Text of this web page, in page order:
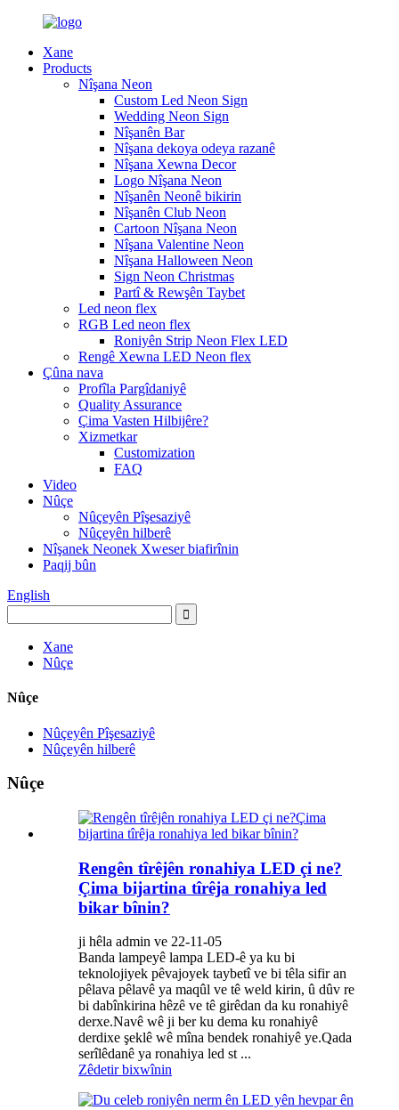
Xane
Products
Nîşana Neon
Custom Led Neon Sign
Wedding Neon Sign
Nîşanên Bar
Nîşana dekoya odeya razanê
Nîşana Xewna Decor
Logo Nîşana Neon
Nîşanên Neonê bikirin
Nîşanên Club Neon
Cartoon Nîşana Neon
Nîşana Valentine Neon
Nîşana Halloween Neon
Sign Neon Christmas
Partî & Rewşên Taybet
Led neon flex
RGB Led neon flex
Roniyên Strip Neon Flex LED
Rengê Xewna LED Neon flex
Çûna nava
Profîla Pargîdaniyê
Quality Assurance
Çima Vasten Hilbijêre?
Xizmetkar
Customization
FAQ
Video
Nûçe
Nûçeyên Pîşesaziyê
Nûçeyên hilberê
Nîşanek Neonek Xweser biafirînin
Paqij bûn
English
Xane
Nûçe
Nûçe
Nûçeyên Pîşesaziyê
Nûçeyên hilberê
Nûçe
Rengên tîrêjên ronahiya LED çi ne?
Çima bijartina tîrêja ronahiya led
bikar bînin?
ji hêla admin ve 22-11-05
Banda lampeyê lampa LED-ê ya ku bi
teknolojiyek pêvajoyek taybetî ve bi têla sifir an
pêlava pêlavê ya maqûl ve tê weld kirin, û dûv re
bi dabînkirina hêzê ve tê girêdan da ku ronahiyê
derxe.Navê wê ji ber ku dema ku ronahiyê
derdixe şeklê wê mîna bendek ronahiyê ye.Qada
serîlêdanê ya ronahiya led st ...
Zêdetir bixwînin